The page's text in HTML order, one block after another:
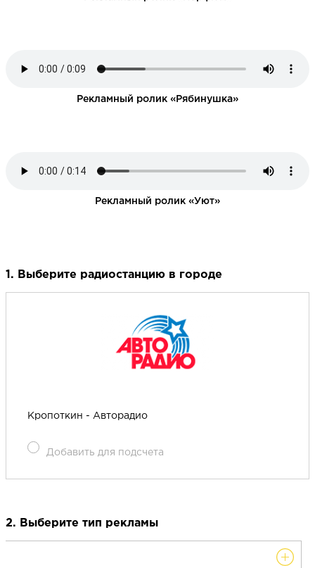
Рекламный ролик «Рябинушка»
Рекламный ролик «Уют»
1. Выберите радиостанцию в городе
Кропоткин - Авторадио
Добавить для подсчета
2. Выберите тип рекламы